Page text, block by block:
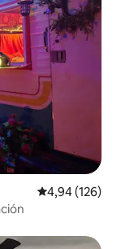
Calificación
4,94 (126)